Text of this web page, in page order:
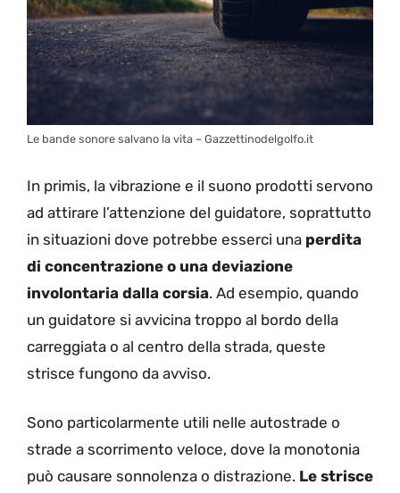
Le bande sonore salvano la vita – Gazzettinodelgolfo.it
In primis, la vibrazione e il suono prodotti servono
ad attirare l’attenzione del guidatore, soprattutto
in situazioni dove potrebbe esserci una perdita
di concentrazione o una deviazione
involontaria dalla corsia. Ad esempio, quando
un guidatore si avvicina troppo al bordo della
carreggiata o al centro della strada, queste
strisce fungono da avviso.
Sono particolarmente utili nelle autostrade o
strade a scorrimento veloce, dove la monotonia
può causare sonnolenza o distrazione. Le strisce